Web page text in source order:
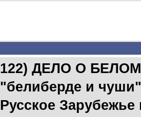
122) ДЕЛО О
"белиберде и
Русское